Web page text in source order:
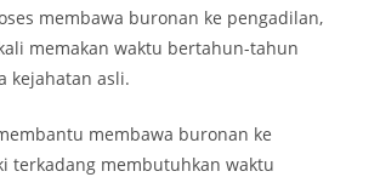
membawa buronan ke pengadilan,
memakan waktu bertahun-tahun
kejahatan asli.
membawa buronan ke
terkadang membutuhkan waktu